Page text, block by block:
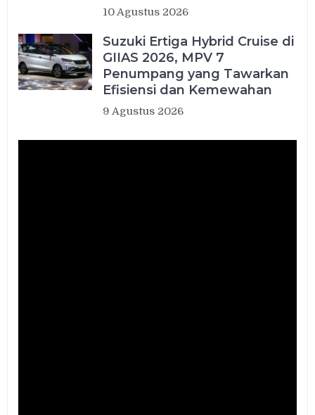
10 Agustus 2026
Suzuki Ertiga Hybrid Cruise di
GIIAS 2026, MPV 7
Penumpang yang Tawarkan
Efisiensi dan Kemewahan
9 Agustus 2026